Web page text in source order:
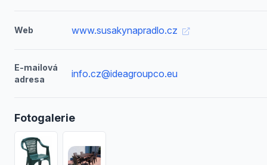
Web www.susakynapradlo.cz
E-mailová
adresa
info.cz@ideagroupco.eu
Fotogalerie